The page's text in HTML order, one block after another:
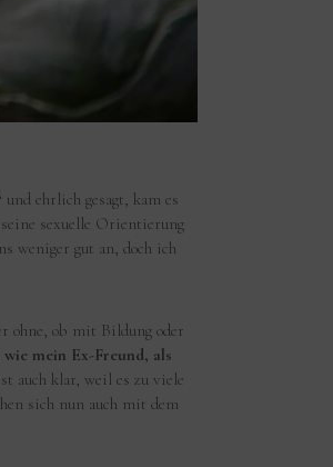
und ehrlich gesagt, kam es
sexuelle Orientierung
weniger gut an, doch ich
ohne, ob mit Bildung oder
mein Ex-Freund, als
auch klar, weil es zu viele
sich nun auch mit dem